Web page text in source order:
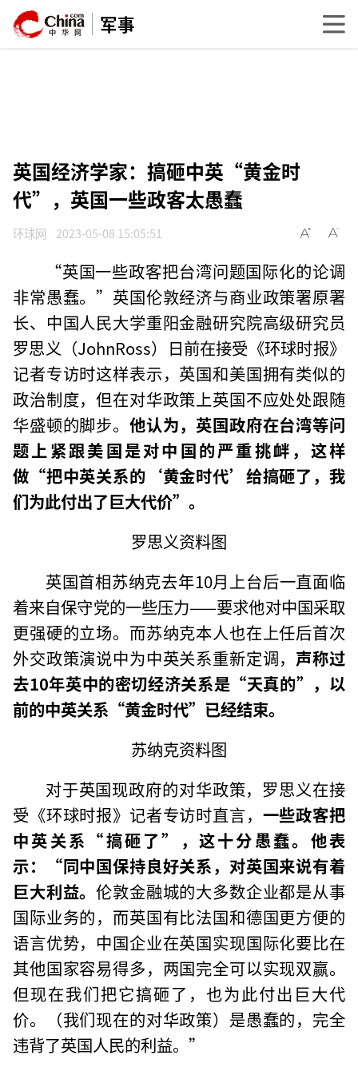
军事
英国经济学家：搞砸中英“黄金时
代”，英国一些政客太愚蠢
环球网 2023-05-08 15:05:51
“英国一些政客把台湾问题国际化的论调
非常愚蠢。”英国伦敦经济与商业政策署原署
长、中国人民大学重阳金融研究院高级研究员
罗思义（JohnRoss）日前在接受《环球时报》
记者专访时这样表示，英国和美国拥有类似的
政治制度，但在对华政策上英国不应处处跟随
华盛顿的脚步。 他认为，英国政府在台湾等问
题上紧跟美国是对中国的严重挑衅，这样
做“把中英关系的‘黄金时代’给搞砸了，我
们为此付出了巨大代价”。
罗思义资料图
英国首相苏纳克去年10月上台后一直面临
着来自保守党的一些压力——要求他对中国采取
更强硬的立场。而苏纳克本人也在上任后首次
外交政策演说中为中英关系重新定调， 声称过
去10年英中的密切经济关系是“天真的”，以
前的中英关系“黄金时代”已经结束。
苏纳克资料图
对于英国现政府的对华政策，罗思义在接
受《环球时报》记者专访时直言， 一些政客把
中英关系“搞砸了”，这十分愚蠢。他表
示：“同中国保持良好关系，对英国来说有着
巨大利益。伦敦金融城的大多数企业都是从事
国际业务的，而英国有比法国和德国更方便的
语言优势，中国企业在英国实现国际化要比在
其他国家容易得多，两国完全可以实现双赢。
但现在我们把它搞砸了，也为此付出巨大代
价。（我们现在的对华政策）是愚蠢的，完全
违背了英国人民的利益。”